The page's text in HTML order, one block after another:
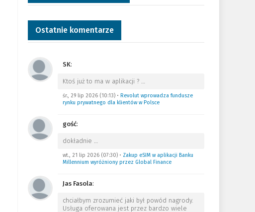
Ostatnie komentarze
SK:
Ktoś już to ma w aplikacji ? …
śr., 29 lip 2026 (10:13)• Revolut wprowadza fundusze
rynku prywatnego dla klientów w Polsce
gość:
dokładnie …
wt., 21 lip 2026 (07:30)• Zakup eSIM w aplikacji Banku
Millennium wyróżniony przez Global Finance
Jas Fasola:
chciałbym zrozumieć jaki był powód nagrody.
Usługa oferowana jest przez bardzo wiele